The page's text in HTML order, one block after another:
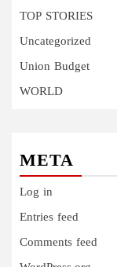
TOP STORIES
Uncategorized
Union Budget
WORLD
META
Log in
Entries feed
Comments feed